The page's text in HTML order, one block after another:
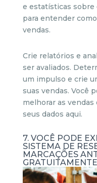
e estatísticas sobre
para entender
vendas.
Crie relatórios e
ser avaliados.
um impulso e crie
suas vendas. Você
melhorar as
seus dados aqui.
7. VOCÊ PODE
SISTEMA DE
MARCAÇÕES